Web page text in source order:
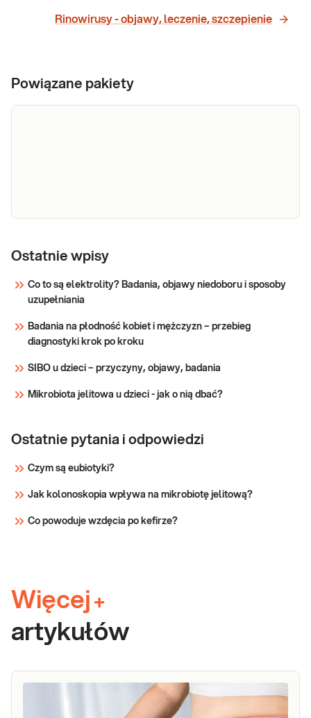
Rinowirusy - objawy, leczenie, szczepienie
Powiązane pakiety
rodzinna - badanie
gospodarki lipidowej, przede
również cholesterolu całkowitego,
co prowadzi u chorych do
przyspieszonego rozwoj
Ostatnie wpisy
Co to są elektrolity? Badania, objawy niedoboru i sposoby
uzupełniania
Badania na płodność kobiet i mężczyzn – przebieg
diagnostyki krok po kroku
SIBO u dzieci – przyczyny, objawy, badania
Mikrobiota jelitowa u dzieci - jak o nią dbać?
Ostatnie pytania i odpowiedzi
Czym są eubiotyki?
Jak kolonoskopia wpływa na mikrobiotę jelitową?
Co powoduje wzdęcia po kefirze?
Więcej +
artykułów